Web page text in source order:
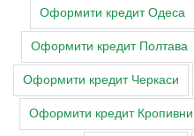
Оформити кредит Одеса
Оформити кредит Полтава
Оформити кредит Черкаси
Оформити кредит